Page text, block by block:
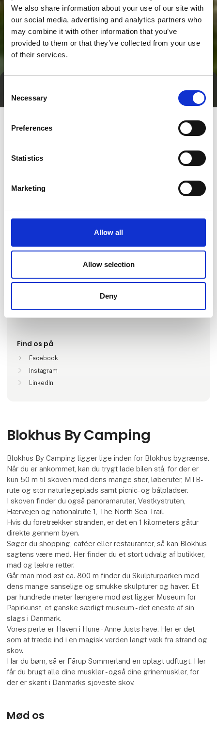
We also share information about your use of our site with
our social media, advertising and analytics partners who
may combine it with other information that you’ve
provided to them or that they’ve collected from your use
of their services.
Selection
Necessary
Preferences
Statistics
Marketing
Allow all
Allow selection
Deny
Gå til hjemmeside
Find os på
Facebook
Instagram
LinkedIn
Blokhus By Camping
Blokhus By Camping ligger lige inden for Blokhus bygrænse.
Når du er ankommet, kan du trygt lade bilen stå, for der er
kun 50 m til skoven med dens mange stier, løberuter, MTB-
rute og stor naturlegeplads samt picnic- og bålpladser.
I skoven finder du også panoramaruter, Vestkystruten,
Hærvejen og nationalrute 1, The North Sea Trail.
Hvis du foretrækker stranden, er det en 1 kilometers gåtur
direkte gennem byen.
Søger du shopping, caféer eller restauranter, så kan Blokhus
sagtens være med. Her finder du et stort udvalg af butikker,
mad og lækre retter.
Går man mod øst ca. 800 m finder du Skulpturparken med
dens mange sanselige og smukke skulpturer og haver. Et
par hundrede meter længere mod øst ligger Museum for
Papirkunst, et ganske særligt museum - det eneste af sin
slags i Danmark.
Vores perle er Haven i Hune - Anne Justs have. Her er det
som at træde ind i en magisk verden langt væk fra strand og
skov.
Har du børn, så er Fårup Sommerland en oplagt udflugt. Her
får du brugt alle dine muskler - også dine grinemuskler, for
der er skønt i Danmarks sjoveste skov.
Mød os